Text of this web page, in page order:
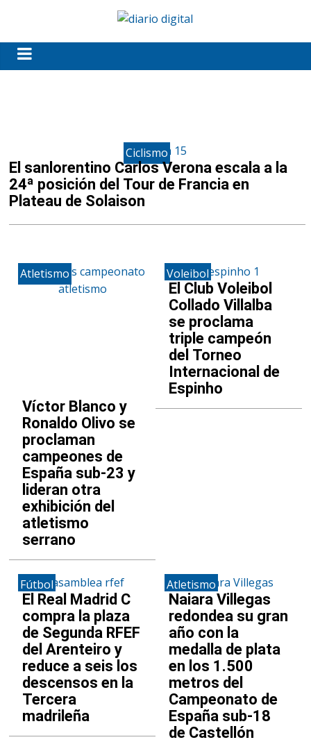
Ciclismo
El sanlorentino Carlos Verona escala a la
24ª posición del Tour de Francia en
Plateau de Solaison
Atletismo
Víctor Blanco y
Ronaldo Olivo se
proclaman
campeones de
España sub-23 y
lideran otra
exhibición del
atletismo
serrano
Voleibol
El Club Voleibol
Collado Villalba
se proclama
triple campeón
del Torneo
Internacional de
Espinho
Fútbol
El Real Madrid C
compra la plaza
de Segunda RFEF
del Arenteiro y
reduce a seis los
descensos en la
Tercera
madrileña
Atletismo
Naiara Villegas
redondea su gran
año con la
medalla de plata
en los 1.500
metros del
Campeonato de
España sub-18
de Castellón